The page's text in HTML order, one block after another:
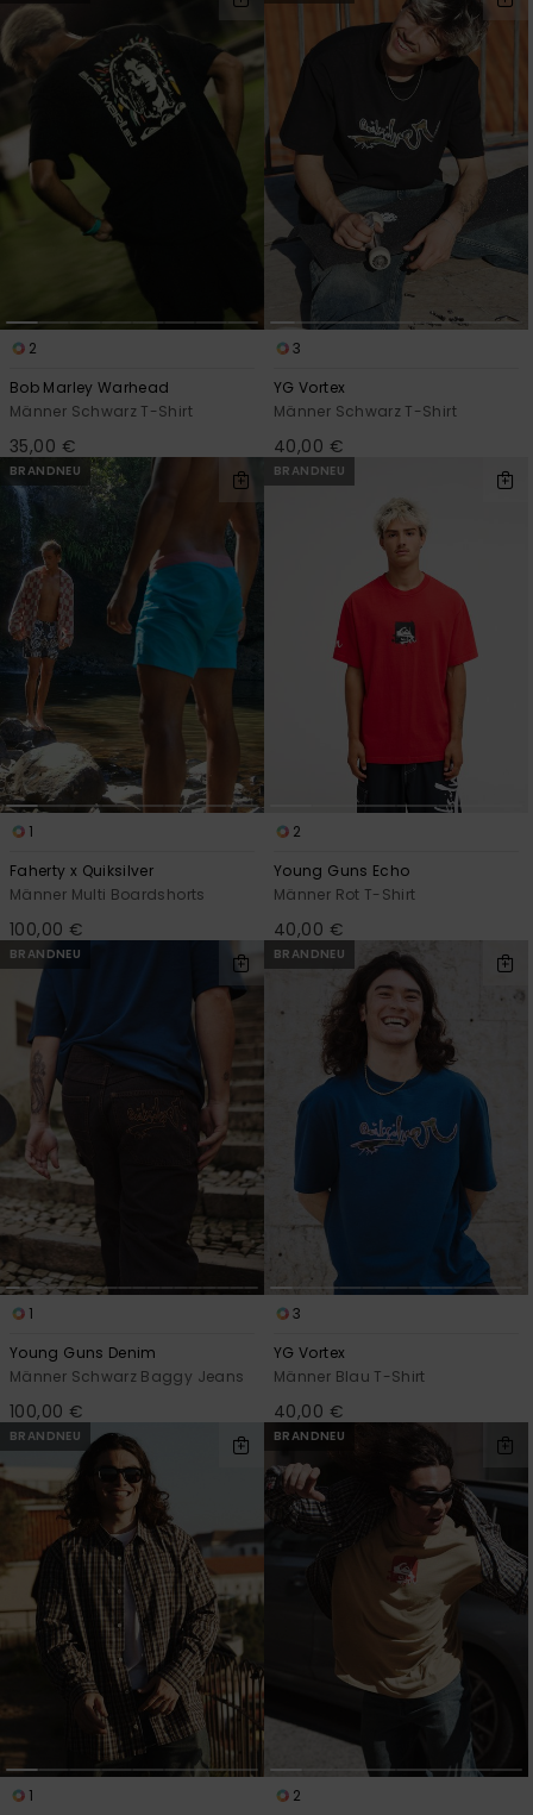
2
Bob Marley Warhead
Männer Schwarz T-Shirt
35,00 €
3
YG Vortex
Männer Schwarz T-Shirt
40,00 €
BRANDNEU
1
Faherty x Quiksilver
Männer Multi Boardshorts
100,00 €
BRANDNEU
2
Young Guns Echo
Männer Rot T-Shirt
40,00 €
BRANDNEU
1
Young Guns Denim
Männer Schwarz Baggy Jeans
100,00 €
BRANDNEU
3
YG Vortex
Männer Blau T-Shirt
40,00 €
BRANDNEU
1
BRANDNEU
2